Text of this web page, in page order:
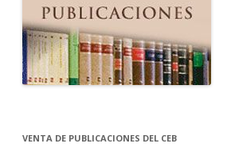
VENTA DE PUBLICACIONES DEL CEB